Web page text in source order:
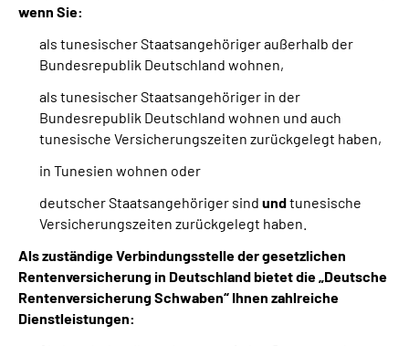
wenn Sie:
als tunesischer Staatsangehöriger außerhalb der
Bundesrepublik Deutschland wohnen,
als tunesischer Staatsangehöriger in der
Bundesrepublik Deutschland wohnen und auch
tunesische Versicherungszeiten zurückgelegt haben,
in Tunesien wohnen oder
deutscher Staatsangehöriger sind undtunesische
Versicherungszeiten zurückgelegt haben.
Als zuständige Verbindungsstelle der gesetzlichen
Rentenversicherung in Deutschland bietet die „Deutsche
Rentenversicherung Schwaben“ Ihnen zahlreiche
Dienstleistungen: